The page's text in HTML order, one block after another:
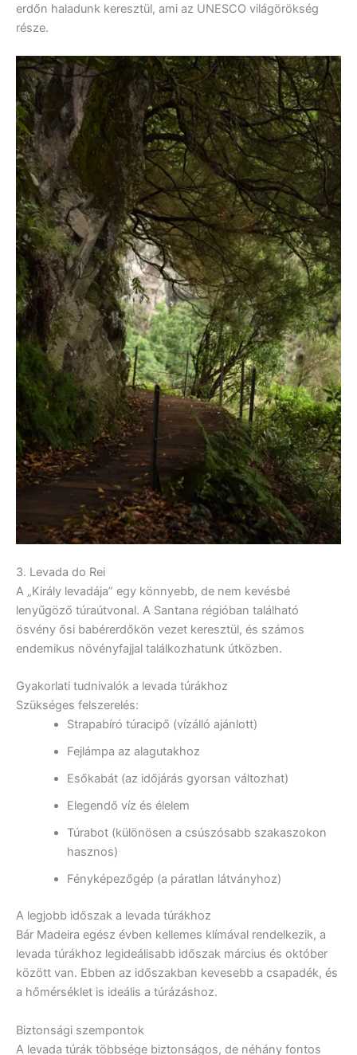
erdőn haladunk keresztül, ami az UNESCO világörökség
része.
3. Levada do Rei
A „Király levadája” egy könnyebb, de nem kevésbé
lenyűgöző túraútvonal. A Santana régióban található
ösvény ősi babérerdőkön vezet keresztül, és számos
endemikus növényfajjal találkozhatunk útközben.
Gyakorlati tudnivalók a levada túrákhoz
Szükséges felszerelés:
Strapabíró túracipő (vízálló ajánlott)
Fejlámpa az alagutakhoz
Esőkabát (az időjárás gyorsan változhat)
Elegendő víz és élelem
Túrabot (különösen a csúszósabb szakaszokon
hasznos)
Fényképezőgép (a páratlan látványhoz)
A legjobb időszak a levada túrákhoz
Bár Madeira egész évben kellemes klímával rendelkezik, a
levada túrákhoz legideálisabb időszak március és október
között van. Ebben az időszakban kevesebb a csapadék, és
a hőmérséklet is ideális a túrázáshoz.
Biztonsági szempontok
A levada túrák többsége biztonságos, de néhány fontos